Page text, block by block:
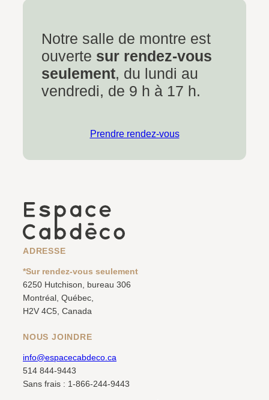
Notre salle de montre est
ouverte sur rendez-vous
seulement, du lundi au
vendredi, de 9 h à 17 h.
Prendre rendez-vous
ADRESSE
*Sur rendez-vous seulement
6250 Hutchison, bureau 306
Montréal, Québec,
H2V 4C5, Canada
NOUS JOINDRE
info@espacecabdeco.ca
514 844-9443
Sans frais : 1-866-244-9443